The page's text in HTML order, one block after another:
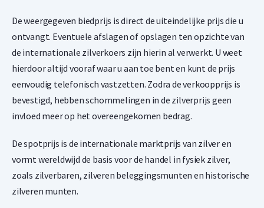
- +
€59.483,02
Argor Heraeus 1 kilogram goudbaar
1,50% onder spot
- +
€118.966,03
Umicore 12,5 kilogram goudbaar
De weergegeven biedprijs is direct de uiteindelijke prijs die u
ontvangt. Eventuele afslagen of opslagen ten opzichte van
de internationale zilverkoers zijn hierin al verwerkt. U weet
hierdoor altijd vooraf waar u aan toe bent en kunt de prijs
eenvoudig telefonisch vastzetten. Zodra de verkoopprijs is
bevestigd, hebben schommelingen in de zilverprijs geen
invloed meer op het overeengekomen bedrag.
De spotprijs is de internationale marktprijs van zilver en
vormt wereldwijd de basis voor de handel in fysiek zilver,
zoals zilverbaren, zilveren beleggingsmunten en historische
zilveren munten.